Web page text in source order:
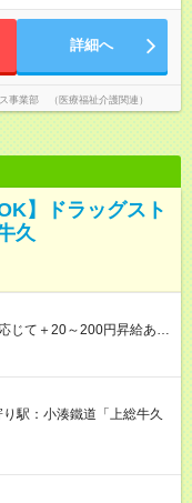
詳細へ
事業部 （医療福祉介護関連）
】ドラッグスト
久
じて＋20～200円昇給あり
り：入社
試用期間】試
駅：小湊鐵道「上総牛久